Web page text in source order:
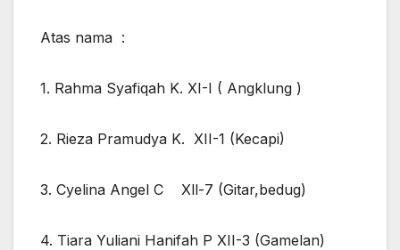
Atas nama :
1. Rahma Syafiqah K. XI-I ( Angklung )
2. Rieza Pramudya K. XII-1 (Kecapi)
3. Cyelina Angel C Xll-7 (Gitar,bedug)
4. Tiara Yuliani Hanifah P XII-3 (Gamelan)